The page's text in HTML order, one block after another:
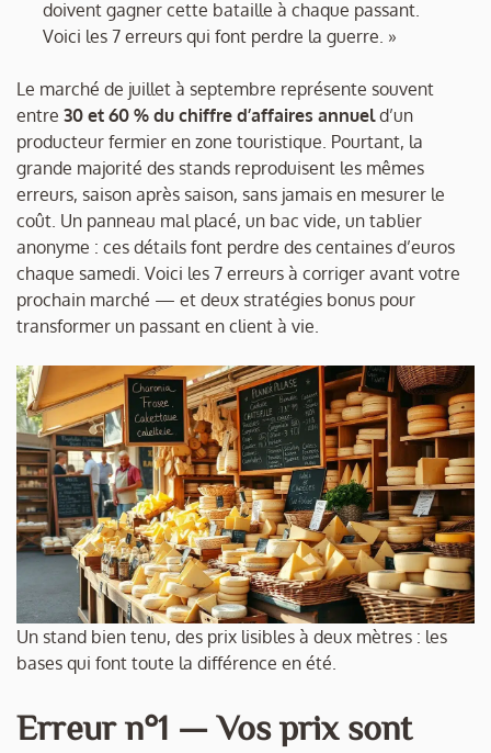
doivent gagner cette bataille à chaque passant.
Voici les 7 erreurs qui font perdre la guerre. »
Le marché de juillet à septembre représente souvent
entre 30 et 60 % du chiffre d’affaires annueld’un
producteur fermier en zone touristique. Pourtant, la
grande majorité des stands reproduisent les mêmes
erreurs, saison après saison, sans jamais en mesurer le
coût. Un panneau mal placé, un bac vide, un tablier
anonyme : ces détails font perdre des centaines d’euros
chaque samedi. Voici les 7 erreurs à corriger avant votre
prochain marché — et deux stratégies bonus pour
transformer un passant en client à vie.
Un stand bien tenu, des prix lisibles à deux mètres : les
bases qui font toute la différence en été.
Erreur n°1 — Vos prix sont